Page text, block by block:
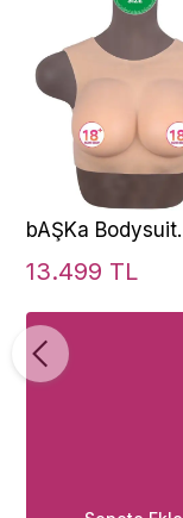
bAŞKa Bodysuit
Crossdresser
Göğüs Cup E
13.499 TL